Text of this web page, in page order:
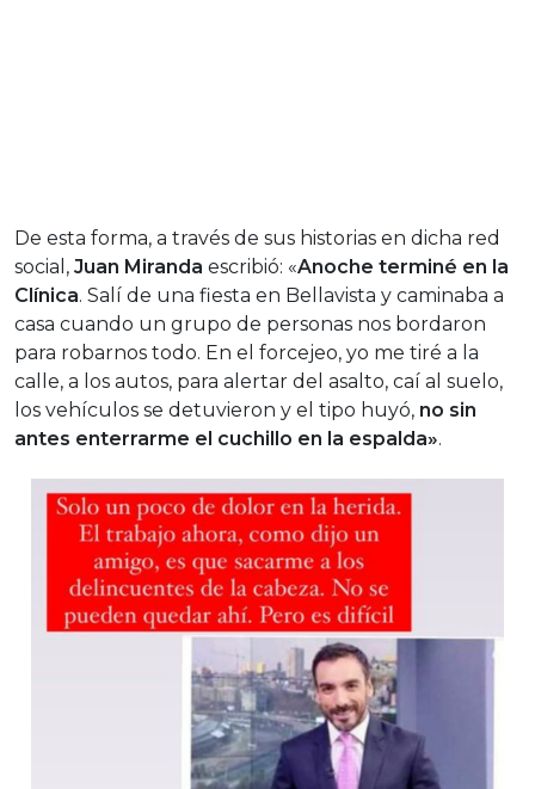
De esta forma, a través de sus historias en dicha red
social, Juan Miranda escribió: «Anoche terminé en la
Clínica. Salí de una fiesta en Bellavista y caminaba a
casa cuando un grupo de personas nos bordaron
para robarnos todo. En el forcejeo, yo me tiré a la
calle, a los autos, para alertar del asalto, caí al suelo,
los vehículos se detuvieron y el tipo huyó, no sin
antes enterrarme el cuchillo en la espalda».